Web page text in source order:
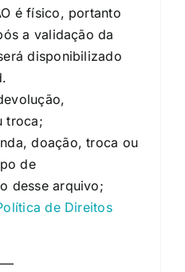
é físico, portanto
a validação da
disponibilizado
troca;
doação, troca ou
de
desse arquivo;
de Direitos